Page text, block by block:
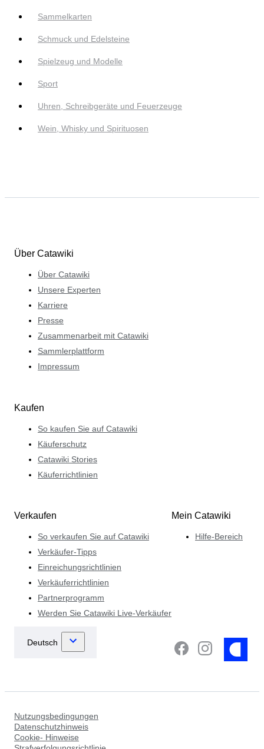
Sammelkarten
Schmuck und Edelsteine
Spielzeug und Modelle
Sport
Uhren, Schreibgeräte und Feuerzeuge
Wein, Whisky und Spirituosen
Über Catawiki
Über Catawiki
Unsere Experten
Karriere
Presse
Zusammenarbeit mit Catawiki
Sammlerplattform
Impressum
Kaufen
So kaufen Sie auf Catawiki
Käuferschutz
Catawiki Stories
Käuferrichtlinien
Verkaufen
So verkaufen Sie auf Catawiki
Verkäufer-Tipps
Einreichungsrichtlinien
Verkäuferrichtlinien
Partnerprogramm
Werden Sie Catawiki Live-Verkäufer
Mein Catawiki
Hilfe-Bereich
Nutzungsbedingungen
Datenschutzhinweis
Cookie- Hinweise